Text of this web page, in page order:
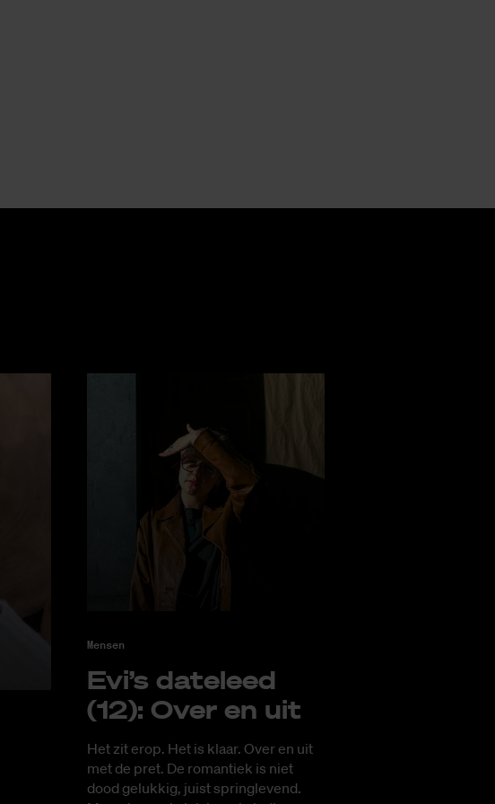
Mensen
Evi’s da­te­leed
(12): Over en uit
Het zit erop. Het is klaar. Over en uit
met de pret. De romantiek is niet
dood gelukkig, juist springlevend.